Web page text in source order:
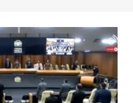
é homenageada na
de Goiânia